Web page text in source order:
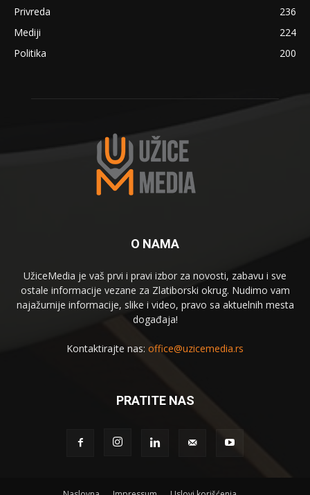
Privreda
236
Mediji
224
Politika
200
O NAMA
UžiceMedia je vaš prvi i pravi izbor za novosti, zabavu i sve
ostale informacije vezane za Zlatiborski okrug. Nudimo vam
najažurnije informacije, slike i video, pravo sa aktuelnih mesta
događaja!
Kontaktirajte nas: office@uzicemedia.rs
PRATITE NAS